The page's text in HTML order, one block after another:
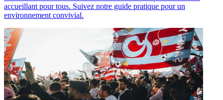
accueillant pour tous. Suivez notre guide pratique pour un
environnement convivial.